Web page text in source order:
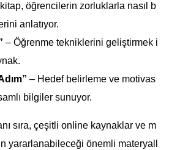
öğrencilerin zorluklarla nasıl b
anlatıyor.
– Öğrenme tekniklerini geliştirmek i
– Hedef belirleme ve motivas
bilgiler sunuyor.
sıra, çeşitli online kaynaklar ve m
yararlanabileceği önemli materyall